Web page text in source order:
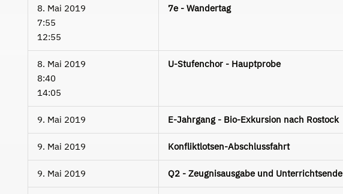
8. Mai 2019
7:55
12:55
7e - Wandertag
8. Mai 2019
8:40
14:05
U-Stufenchor - Hauptprobe
9. Mai 2019 E-Jahrgang - Bio-Exkursion nach Rostock
9. Mai 2019 Konfliktlotsen-Abschlussfahrt
9. Mai 2019 Q2 - Zeugnisausgabe und Unterrichtsende